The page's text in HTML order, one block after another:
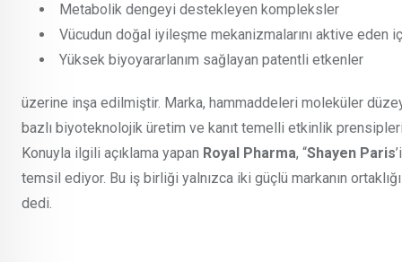
Metabolik dengeyi destekleyen kompleksler
Vücudun doğal iyileşme mekanizmalarını aktive eden
Yüksek biyoyararlanım sağlayan patentli etkenler
üzerine inşa edilmiştir. Marka, hammaddeleri moleküler
bazlı biyoteknolojik üretim ve kanıt temelli etkinlik
Konuyla ilgili açıklama yapan Royal Pharma, “Shayen Paris
temsil ediyor. Bu iş birliği yalnızca iki güçlü markanın
dedi.